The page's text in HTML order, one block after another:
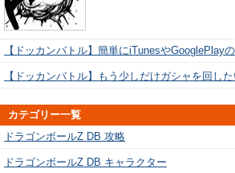
【ドッカンバトル】簡単にiTunesやGooglePlay
【ドッカンバトル】もう少しだけガシャを回
カテゴリー一覧
ドラゴンボールZ DB 攻略
ドラゴンボールZ DB キャラクター